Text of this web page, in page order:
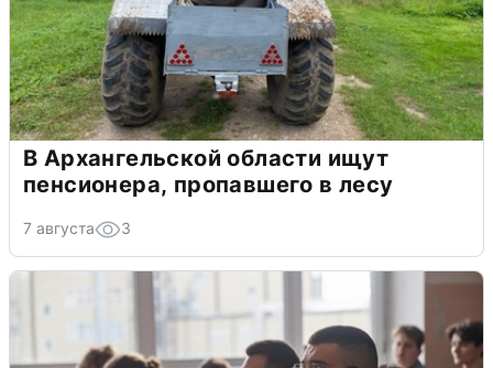
В Архангельской области ищут
пенсионера, пропавшего в лесу
7 августа 3